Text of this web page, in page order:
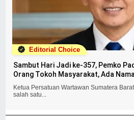
Editorial Choice
Sambut Hari Jadi ke-357, Pemko
Orang Tokoh Masyarakat, Ada
Ketua Persatuan Wartawan Sumatera
salah satu...